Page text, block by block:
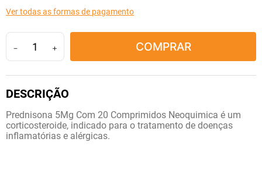
Ver todas as formas de pagamento
＋
－ COMPRAR
Prednisona 5Mg Com 20 Comprimidos Neoquimica é um
corticosteroide, indicado para o tratamento de doenças
inflamatórias e alérgicas.
10º lola